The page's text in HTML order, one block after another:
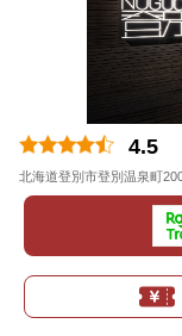
4.5
北海道登別市登別温泉町